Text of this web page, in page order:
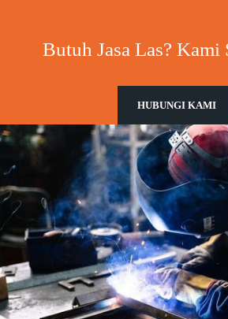
Butuh Jasa Las? Kami
HUBUNGI KAMI